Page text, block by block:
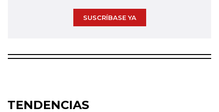
SUSCRÍBASE YA
TENDENCIAS